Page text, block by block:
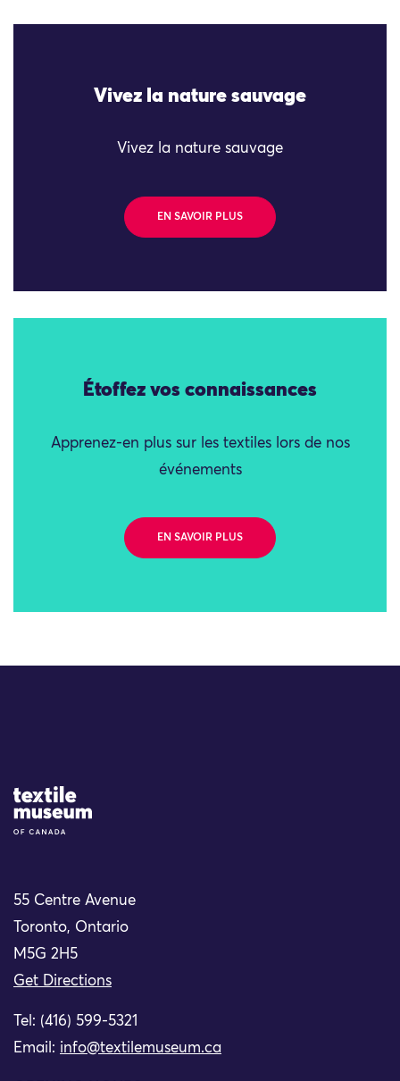
Vivez la nature sauvage
Vivez la nature sauvage
EN SAVOIR PLUS
Étoffez vos connaissances
Apprenez-en plus sur les textiles lors de nos
événements
EN SAVOIR PLUS
Site Logo
55 Centre Avenue
Toronto, Ontario
M5G 2H5
Get Directions
Tel: (416) 599-5321
Email: info@textilemuseum.ca